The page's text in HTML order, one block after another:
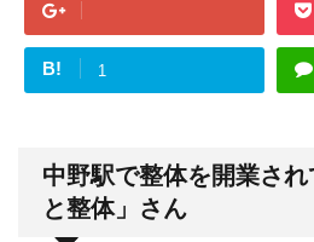
B! 1
中野駅で整体を開業さ
と整体」さん